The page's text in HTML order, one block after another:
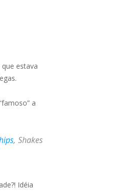
estava
a
, Shakes
Idéia